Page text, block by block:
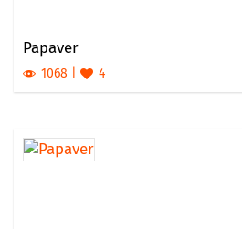
Papaver
1068 4